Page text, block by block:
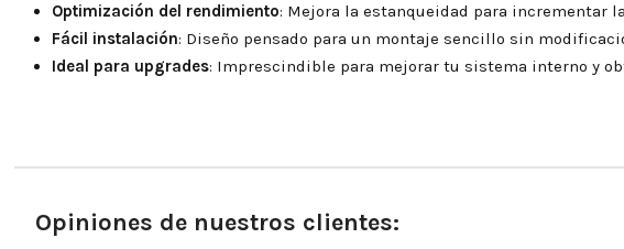
Optimización del rendimiento: Mejora la estanqueidad para incrementar
Fácil instalación: Diseño pensado para un montaje sencillo sin
Ideal para upgrades: Imprescindible para mejorar tu sistema interno y
Opiniones de nuestros clientes: